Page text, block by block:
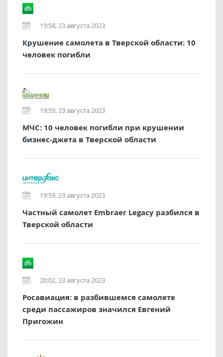
19:58, 23 августа 2023
Крушение самолета в Тверской области: 10
человек погибли
19:59, 23 августа 2023
МЧС: 10 человек погибли при крушении
бизнес-джета в Тверской области
19:59, 23 августа 2023
Частный самолет Embraer Legacy разбился в
Тверской области
20:02, 23 августа 2023
Росавиация: в разбившемся самолете
среди пассажиров значился Евгений
Пригожин